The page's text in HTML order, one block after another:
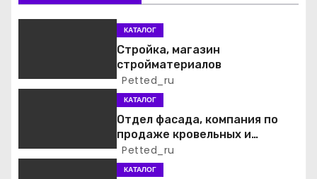
и
п
а
КАТАЛОГ
Стройка, магазин
стройматериалов
Petted_ru
КАТАЛОГ
Отдел фасада, компания по
продаже кровельных и
фасадных материалов
Petted_ru
КАТАЛОГ